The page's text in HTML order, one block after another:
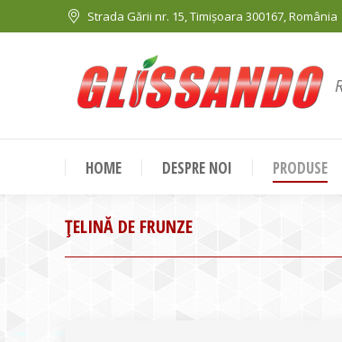
Strada Gării nr. 15, Timișoara 300167, România
HOME DESPRE NOI PRODUSE
ŢELINĂ DE FRUNZE